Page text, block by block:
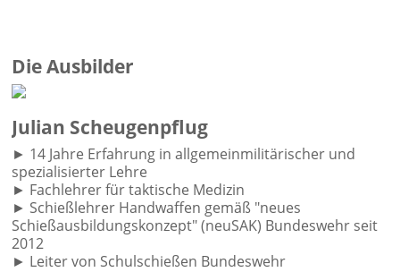
Die Ausbilder
Julian Scheugenpflug
► 14 Jahre Erfahrung in allgemeinmilitärischer und
spezialisierter Lehre
► Fachlehrer für taktische Medizin
► Schießlehrer Handwaffen gemäß "neues
Schießausbildungskonzept" (neuSAK) Bundeswehr seit
2012
► Leiter von Schulschießen Bundeswehr